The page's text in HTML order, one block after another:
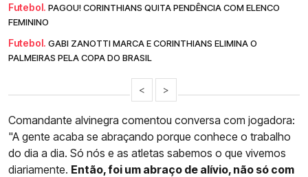
Futebol. PAGOU! CORINTHIANS QUITA PENDÊNCIA COM ELENCO
FEMININO
Futebol. GABI ZANOTTI MARCA E CORINTHIANS ELIMINA O
PALMEIRAS PELA COPA DO BRASIL
< >
Comandante alvinegra comentou conversa com jogadora:
"A gente acaba se abraçando porque conhece o trabalho
do dia a dia. Só nós e as atletas sabemos o que vivemos
diariamente. Então, foi um abraço de alívio, não só com